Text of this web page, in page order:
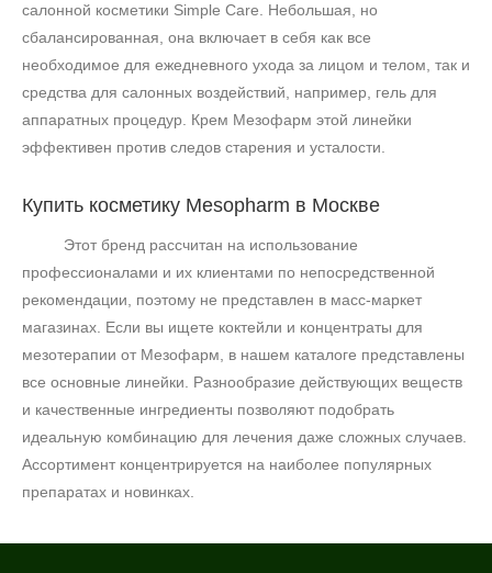
салонной косметики Simple Care . Небольшая, но
сбалансированная, она включает в себя как все
необходимое для ежедневного ухода за лицом и телом, так и
средства для салонных воздействий, например, гель для
аппаратных процедур. Крем Мезофарм этой линейки
эффективен против следов старения и усталости.
Купить косметику Mesopharm в Москве
Этот бренд рассчитан на использование
профессионалами и их клиентами по непосредственной
рекомендации, поэтому не представлен в масс-маркет
магазинах. Если вы ищете коктейли и концентраты для
мезотерапии от Мезофарм, в нашем каталоге представлены
все основные линейки. Разнообразие действующих веществ
и качественные ингредиенты позволяют подобрать
идеальную комбинацию для лечения даже сложных случаев.
Ассортимент концентрируется на наиболее популярных
препаратах и новинках.